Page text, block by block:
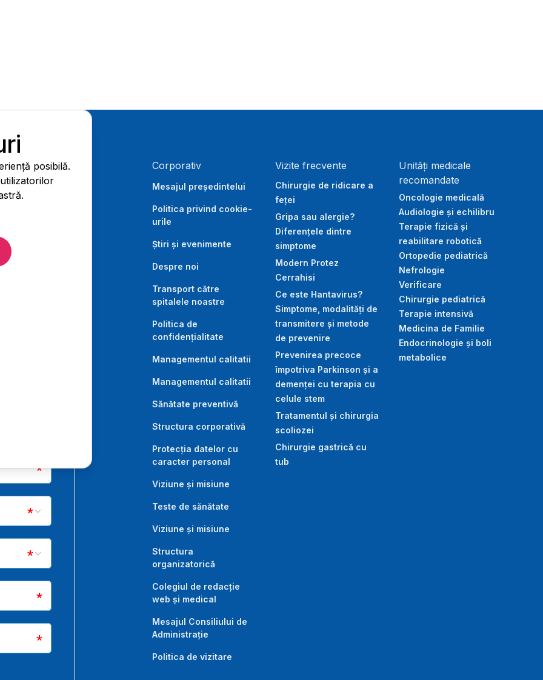
posibilă.
Corporativ
Mesajul președintelui
Politica privind cookie-
urile
Știri și evenimente
Despre noi
Transport către
spitalele noastre
Politica de
confidențialitate
Managementul calitatii
Managementul calitatii
Sănătate preventivă
Structura corporativă
Protecția datelor cu
caracter personal
Viziune și misiune
Teste de sănătate
Viziune și misiune
Structura
organizatorică
Colegiul de redacție
web și medical
Mesajul Consiliului de
Administrație
Politica de vizitare
Vizite frecvente
Chirurgie de ridicare a
feței
Gripa sau alergie?
Diferențele dintre
simptome
Modern Protez
Cerrahisi
Ce este Hantavirus?
Simptome, modalități de
transmitere și metode
de prevenire
Prevenirea precoce
împotriva Parkinson și a
demenței cu terapia cu
celule stem
Tratamentul și chirurgia
scoliozei
Chirurgie gastrică cu
tub
Unități medicale
recomandate
Oncologie medicală
Audiologie și echilibru
Terapie fizică și
reabilitare robotică
Ortopedie pediatrică
Nefrologie
Verificare
Chirurgie pediatrică
Terapie intensivă
Medicina de Familie
Endocrinologie și boli
metabolice